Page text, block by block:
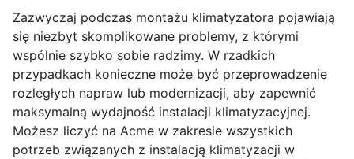
Zazwyczaj podczas montażu klimatyzatora pojawiają
się niezbyt skomplikowane problemy, z którymi
wspólnie szybko sobie radzimy. W rzadkich
przypadkach konieczne może być przeprowadzenie
rozległych napraw lub modernizacji, aby zapewnić
maksymalną wydajność instalacji klimatyzacyjnej.
Możesz liczyć na Acme w zakresie wszystkich
potrzeb związanych z instalacją klimatyzacji w